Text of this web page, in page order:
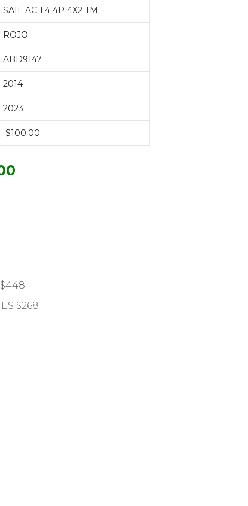
SAIL AC 1.4 4P 4X2 TM
ROJO
ABD9147
2014
2023
$100.00
$268